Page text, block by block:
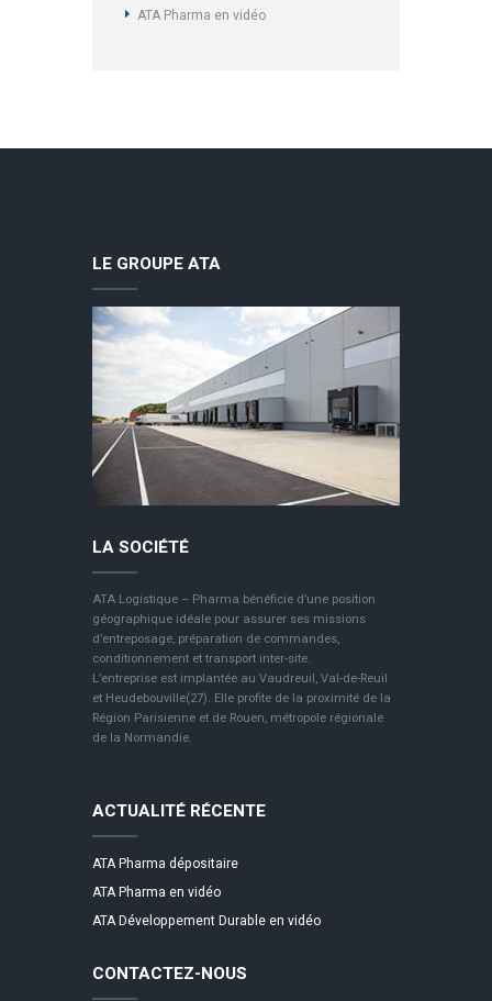
ATA Pharma en vidéo
LE GROUPE ATA
LA SOCIÉTÉ
ATA Logistique – Pharma bénéficie d’une position
géographique idéale pour assurer ses missions
d’entreposage, préparation de commandes,
conditionnement et transport inter-site.
L’entreprise est implantée au Vaudreuil, Val-de-Reuil
et Heudebouville(27). Elle profite de la proximité de la
Région Parisienne et de Rouen, métropole régionale
de la Normandie.
ACTUALITÉ RÉCENTE
ATA Pharma dépositaire
ATA Pharma en vidéo
ATA Développement Durable en vidéo
CONTACTEZ-NOUS